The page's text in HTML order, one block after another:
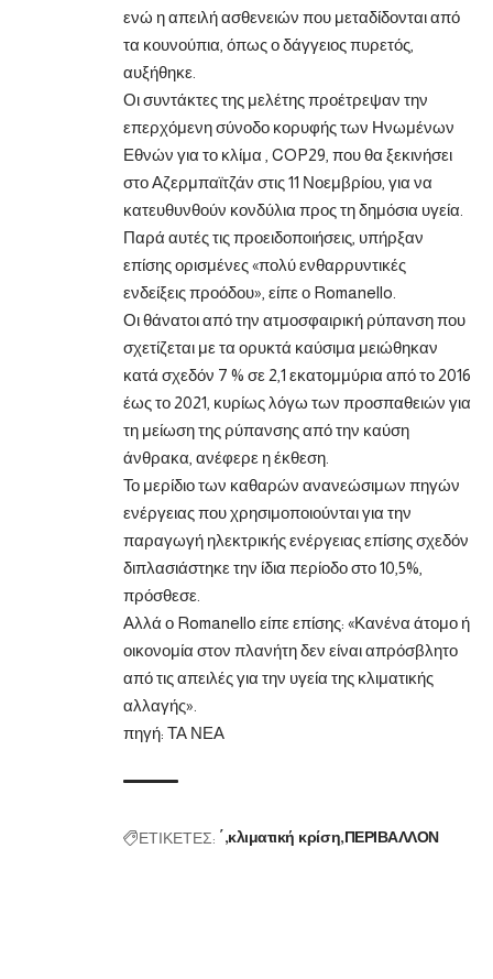
ενώ η απειλή ασθενειών που μεταδίδονται από
τα κουνούπια, όπως ο δάγγειος πυρετός,
αυξήθηκε.
Οι συντάκτες της μελέτης προέτρεψαν την
επερχόμενη σύνοδο κορυφής των Ηνωμένων
Εθνών για το κλίμα , COP29, που θα ξεκινήσει
στο Αζερμπαϊτζάν στις 11 Νοεμβρίου, για να
κατευθυνθούν κονδύλια προς τη δημόσια υγεία.
Παρά αυτές τις προειδοποιήσεις, υπήρξαν
επίσης ορισμένες «πολύ ενθαρρυντικές
ενδείξεις προόδου», είπε ο Romanello.
Οι θάνατοι από την ατμοσφαιρική ρύπανση που
σχετίζεται με τα ορυκτά καύσιμα μειώθηκαν
κατά σχεδόν 7 % σε 2,1 εκατομμύρια από το 2016
έως το 2021, κυρίως λόγω των προσπαθειών για
τη μείωση της ρύπανσης από την καύση
άνθρακα, ανέφερε η έκθεση.
Το μερίδιο των καθαρών ανανεώσιμων πηγών
ενέργειας που χρησιμοποιούνται για την
παραγωγή ηλεκτρικής ενέργειας επίσης σχεδόν
διπλασιάστηκε την ίδια περίοδο στο 10,5%,
πρόσθεσε.
Αλλά ο Romanello είπε επίσης: «Κανένα άτομο ή
οικονομία στον πλανήτη δεν είναι απρόσβλητο
από τις απειλές για την υγεία της κλιματικής
αλλαγής».
πηγή: ΤΑ ΝΕΑ
ΕΤΙΚΕΤΕΣ: ΄ κλιματική κρίση ΠΕΡΙΒΑΛΛΟΝ